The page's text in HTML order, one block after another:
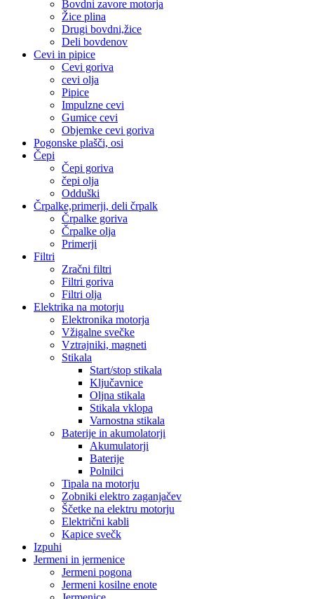
Bovdni zavore motorja
Žice plina
Drugi bovdni,žice
Deli bovdenov
Cevi in pipice
Cevi goriva
cevi olja
Pipice
Impulzne cevi
Gumice cevi
Objemke cevi goriva
Pogonske plašči, osi
Čepi
Čepi goriva
čepi olja
Odduški
Črpalke,primerji, deli črpalk
Črpalke goriva
Črpalke olja
Primerji
Filtri
Zračni filtri
Filtri goriva
Filtri olja
Elektrika na motorju
Elektronika motorja
Vžigalne svečke
Vztrajniki, magneti
Stikala
Start/stop stikala
Ključavnice
Oljna stikala
Stikala vklopa
Varnostna stikala
Baterije in akumolatorji
Akumulatorji
Baterije
Polnilci
Tipala na motorju
Zobniki elektro zaganjačev
Ščetke na elektru motorju
Električni kabli
Kapice svečk
Izpuhi
Jermeni in jermenice
Jermeni pogona
Jermeni kosilne enote